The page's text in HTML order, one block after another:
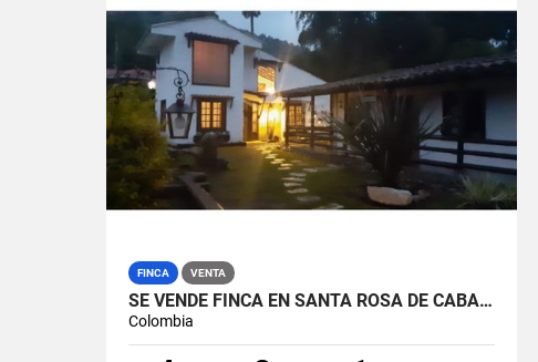
FINCA VENTA
SE VENDE FINCA EN SANTA ROSA DE CABAL, RISARALDA
Colombia